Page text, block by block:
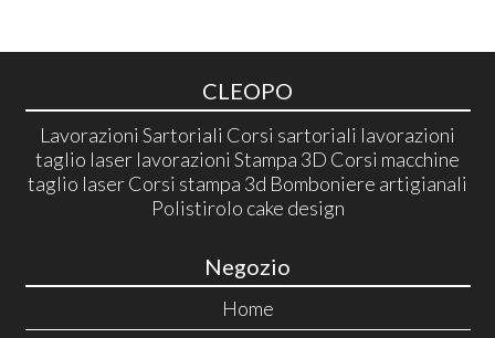
CLEOPO
Lavorazioni Sartoriali Corsi sartoriali lavorazioni
taglio laser lavorazioni Stampa 3D Corsi macchine
taglio laser Corsi stampa 3d Bomboniere artigianali
Polistirolo cake design
Negozio
Home